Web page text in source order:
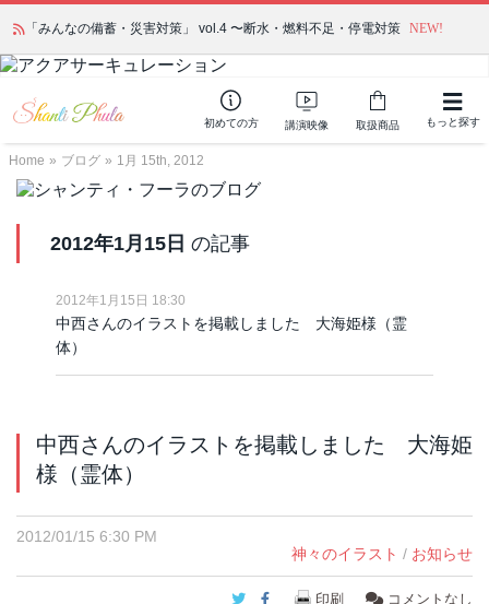
「みんなの備蓄・災害対策」 vol.4 〜断水・燃料不足・停電対策 NEW!
かつて愛されていた人気商品が復活！夏場に活躍するジェルクリーム「アク
アサーキュレーション」💖🏖️ 8月末までの購入でポイント還元も✨
初めての方 講演映像 取扱商品 もっと探す
Home » ブログ » 1月 15th, 2012
2012年1月15日 の記事
2012年1月15日 18:30
中西さんのイラストを掲載しました 大海姫様（霊
体）
中西さんのイラストを掲載しました 大海姫
様（霊体）
2012/01/15 6:30 PM
神々のイラスト / お知らせ
Twitter
Facebook
印刷 コメントなし